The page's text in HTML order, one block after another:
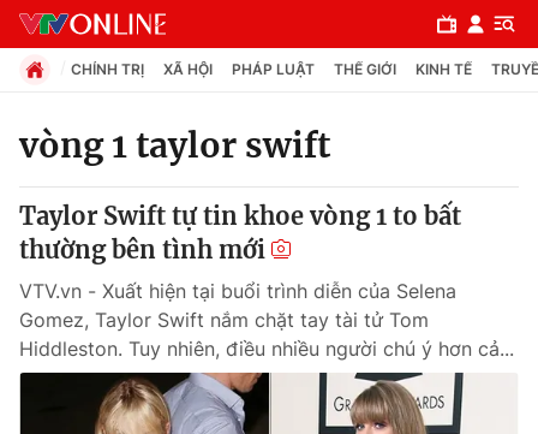
Chuyên mục
Chính trị
Xã hội
Pháp luật
CHÍNH TRỊ XÃ HỘI PHÁP LUẬT THẾ GIỚI KINH TẾ
vòng 1 taylor swift
Taylor Swift tự tin khoe vòng 1 to bất
thường bên tình mới
VTV.vn - Xuất hiện tại buổi trình diễn của Selena
Gomez, Taylor Swift nắm chặt tay tài tử Tom
Hiddleston. Tuy nhiên, điều nhiều người chú ý hơn cả...